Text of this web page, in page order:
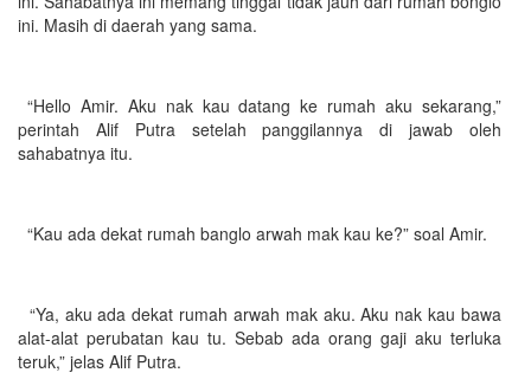
ini. Masih di daerah yang sama.
“Hello Amir. Aku nak kau datang ke rumah aku sekarang,”
perintah Alif Putra setelah panggilannya di jawab oleh
sahabatnya itu.
“Kau ada dekat rumah banglo arwah mak kau ke?” soal Amir.
“Ya, aku ada dekat rumah arwah mak aku. Aku nak kau bawa
alat-alat perubatan kau tu. Sebab ada orang gaji aku terluka
teruk,” jelas Alif Putra.